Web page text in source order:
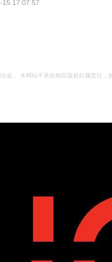
15 17:07:57
处。 本网站不承担相应版权归属责任，